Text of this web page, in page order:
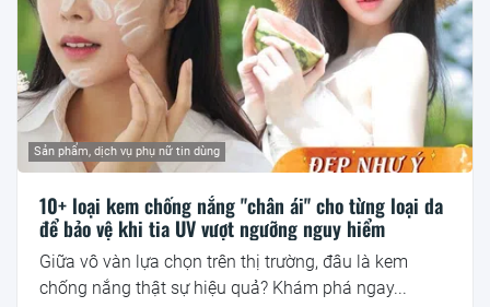
Sản phẩm, dịch vụ phụ nữ tin dùng
10+ loại kem chống nắng "chân ái" cho từng loại da
để bảo vệ khi tia UV vượt ngưỡng nguy hiểm
Giữa vô vàn lựa chọn trên thị trường, đâu là kem
chống nắng thật sự hiệu quả? Khám phá ngay...